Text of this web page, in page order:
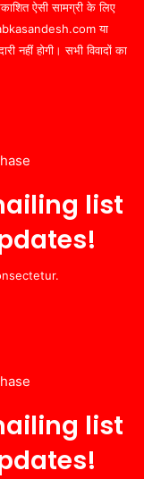
ऐसी सामग्री के लिए
या
नहीं होगी। सभी विवादों का
list
list